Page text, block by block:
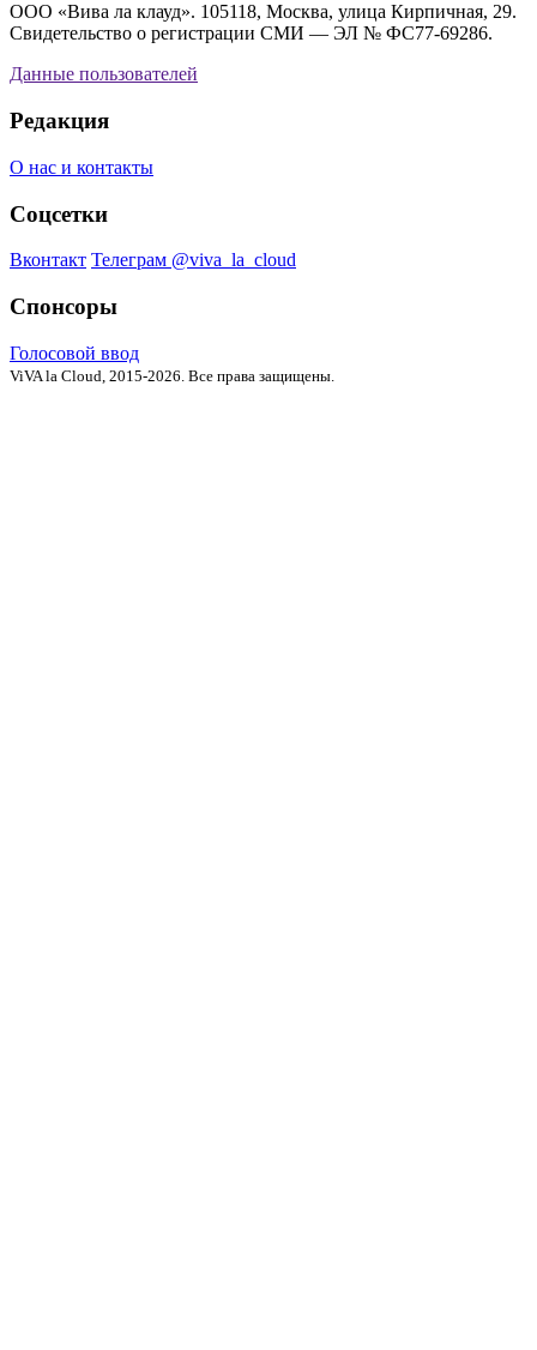
ООО «Вива ла клауд». 105118, Москва, улица Кирпичная, 29.
Свидетельство о регистрации СМИ — ЭЛ № ФС77-69286.
Данные пользователей
Редакция
О нас и контакты
Соцсетки
Вконтакт Телеграм @viva_la_cloud
Спонсоры
Голосовой ввод
ViVA la Cloud, 2015-2026. Все права защищены.